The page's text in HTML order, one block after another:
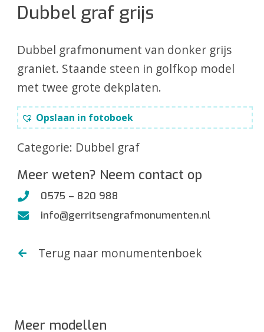
Dubbel graf grijs
Dubbel grafmonument van donker grijs
graniet. Staande steen in golfkop model
met twee grote dekplaten.
Opslaan in fotoboek
Categorie: Dubbel graf
Meer weten? Neem contact op
0575 – 820 988
info@gerritsengrafmonumenten.nl
Terug naar monumentenboek
Meer modellen